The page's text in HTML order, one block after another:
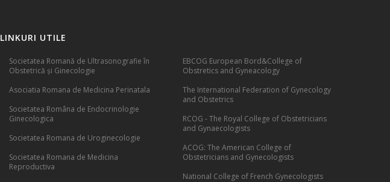
LINKURI UTILE
Societatea Romană de Ultrasonografie în
Obstetrică și Ginecologie
Asociatia Romana de Medicina Perinatala
Societatea Româna de Endocrinologie
Ginecologica
Societatea Romana de Uroginecologie
Societatea Romana de Medicina
Reproductiva
EBCOG European Bord&College of
Obstretics and Gyneacology
The International Federation of Gynecology
and Obstetrics
RCOG - The Royal College of Obstetricians
and Gynaecologists
ACOG: The American College of
Obstetricians and Gynecologists
National College of French Gynecologists